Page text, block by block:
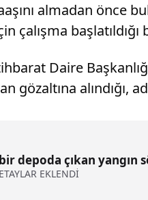
almadan önce
çalışma başlatıldığı
Daire
gözaltına
bir depoda çıkan
EKLENDİ